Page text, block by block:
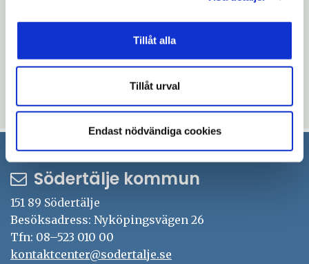
Tillåt alla
Tillåt urval
Endast nödvändiga cookies
Blev du hjälpt av informationen på den här sidan?
Södertälje kommun
151 89 Södertälje
Besöksadress: Nyköpingsvägen 26
Tfn: 08–523 010 00
kontaktcenter@sodertalje.se